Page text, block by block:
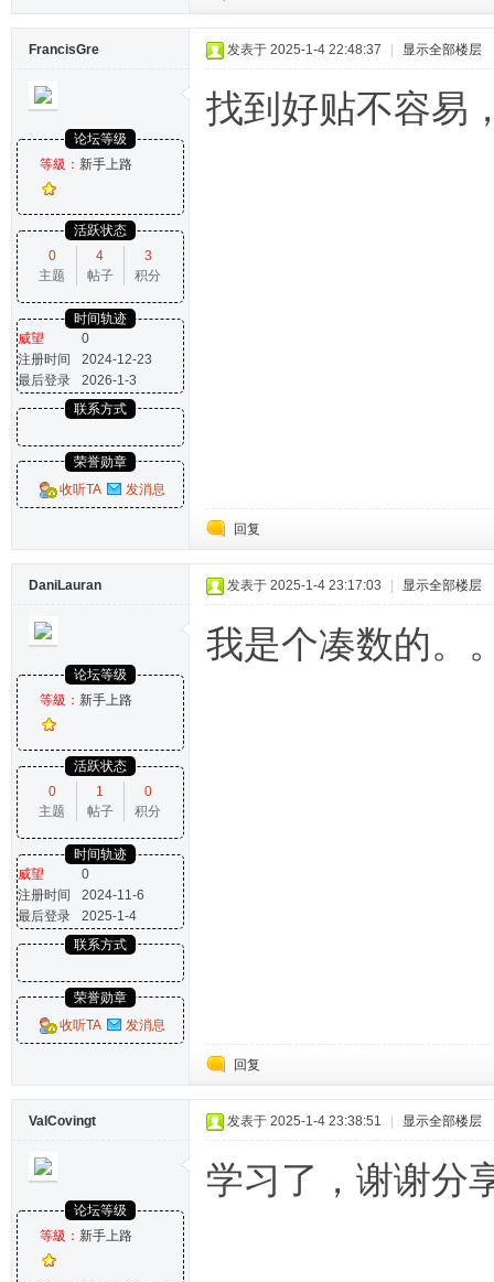
FrancisGre
论坛等级
等級： 新手上路
活跃状态
0
主题
4
帖子
3
积分
时间轨迹
威望
0
注册时间
2024-12-23
最后登录
2026-1-3
联系方式
荣誉勋章
收听TA
发消息
发表于 2025-1-4 22:48:37 显示全部楼层
找到好贴不容易
回复
DaniLauran
论坛等级
等級： 新手上路
活跃状态
0
主题
1
帖子
0
积分
时间轨迹
威望
0
注册时间
2024-11-6
最后登录
2025-1-4
联系方式
荣誉勋章
收听TA
发消息
发表于 2025-1-4 23:17:03 显示全部楼层
我是个凑数的。
回复
ValCovingt
论坛等级
等級： 新手上路
发表于 2025-1-4 23:38:51 显示全部楼层
学习了，谢谢分